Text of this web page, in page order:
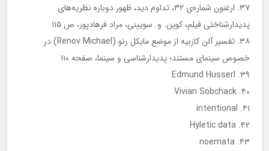
۳۷. ارغنون شماره‌ی ۳۲، تداوم دید، ظهور دوباره نظریه‌های
پدیدار‌شناختی فیلم، کوین. و. سویینی، مراد فرهادپور، ص ۱۱۵
۳۸. تقسیر آلن کازبیه از موضع مایکل رنو (Renov Michael) در
خصوص سینمای مستند؛ پدیدار‌شناسی و سینما، صفحه ۱۱۰
۳۹. Edmund Husserl
Vivian Sobchack .۴۰
intentional .۴۱
Hyletic data .۴۲
noemata .۴۳